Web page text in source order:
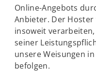
Online-Angebots
Anbieter. Der
insoweit
seiner
unsere Weisungen
befolgen.